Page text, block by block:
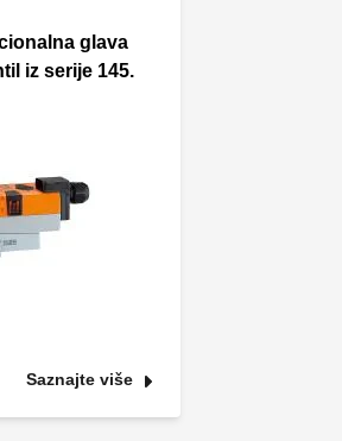
glava
iz serije 145.
Saznajte više